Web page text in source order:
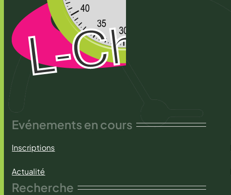
Evénements en cours
Inscriptions
Actualité
Recherche